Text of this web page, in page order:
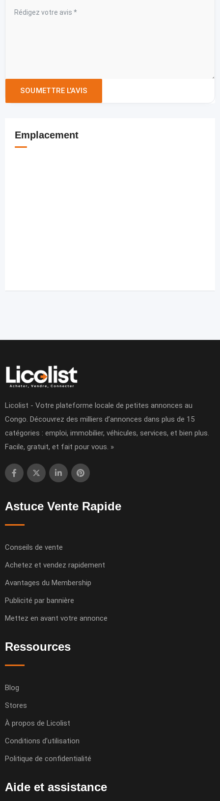
Emplacement
Licolist - Votre plateforme locale de petites annonces au
Congo. Découvrez des milliers d’annonces dans plus de 15
catégories : emploi, immobilier, véhicules, services, et bien plus.
Facile, gratuit, et fait pour vous. »
Astuce Vente Rapide
Conseils de vente
Achetez et vendez rapidement
Avantages du Membership
Publicité par bannière
Mettez en avant votre annonce
Ressources
Blog
Stores
À propos de Licolist
Conditions d’utilisation
Politique de confidentialité
Aide et assistance